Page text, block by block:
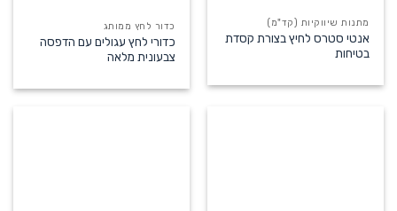
מתנות שיווקיות (קד"מ)
אנטי סטרס לחיץ בצורת קסדת
בטיחות
כדור לחץ ממותג
כדורי לחץ עגולים עם הדפסה
צבעונית מלאה